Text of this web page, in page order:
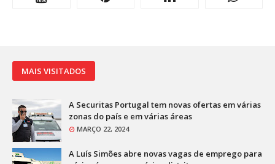
MAIS VISITADOS
A Securitas Portugal tem novas ofertas em várias
zonas do país e em várias áreas
MARÇO 22, 2024
A Luís Simões abre novas vagas de emprego para